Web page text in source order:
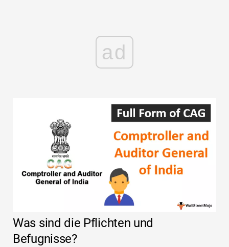
ad
Was sind die Pflichten und
Befugnisse?